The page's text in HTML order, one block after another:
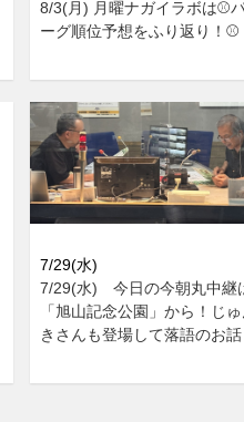
8/3(月) 月曜ナガイラボは⚾
ーグ順位予想をふり返り！⚾
7/29(水)
7/29(水) 今日の今朝丸中継
「旭山記念公園」から！じ
きさんも登場して落語のお